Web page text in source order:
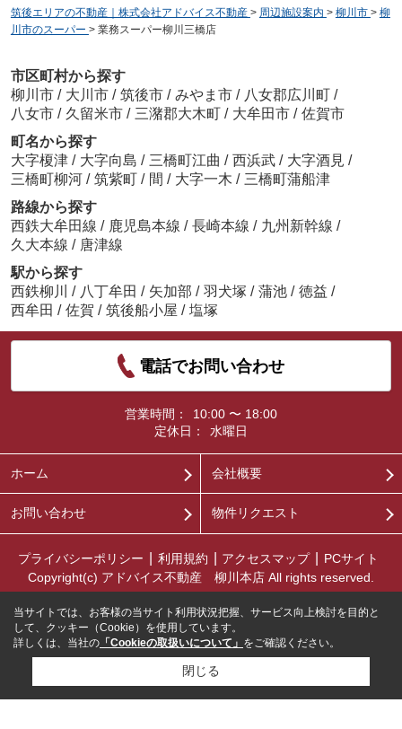
筑後エリアの不動産｜株式会社アドバイス不動産 > 周辺施設案内 > 柳川市 > 柳
川市のスーパー > 業務スーパー柳川三橋店
市区町村から探す
柳川市 / 大川市 / 筑後市 / みやま市 / 八女郡広川町 /
八女市 / 久留米市 / 三潴郡大木町 / 大牟田市 / 佐賀市
町名から探す
大字榎津 / 大字向島 / 三橋町江曲 / 西浜武 / 大字酒見 /
三橋町柳河 / 筑紫町 / 間 / 大字一木 / 三橋町蒲船津
路線から探す
西鉄大牟田線 / 鹿児島本線 / 長崎本線 / 九州新幹線 /
久大本線 / 唐津線
駅から探す
西鉄柳川
/ 八丁牟田 / 矢加部 / 羽犬塚 / 蒲池 / 徳益 /
西牟田 / 佐賀 / 筑後船小屋 / 塩塚
電話でお問い合わせ
営業時間：
10:00 〜 18:00
定休日：
水曜日
ホーム 会社概要
お問い合わせ 物件リクエスト
プライバシーポリシー 利用規約 アクセスマップ
PCサイト
Copyright(c) アドバイス不動産 柳川本店 All rights reserved.
当サイトでは、お客様の当サイト利用状況把握、サービス向上検討を目的と
して、クッキー（Cookie）を使用しています。
詳しくは、当社の 「Cookieの取扱いについて」 をご確認ください。
閉じる